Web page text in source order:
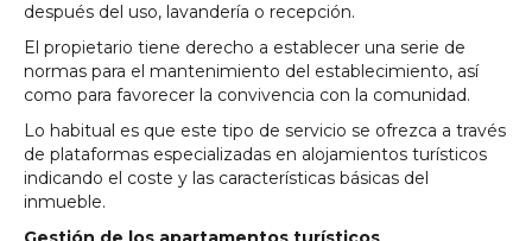
después del uso, lavandería o recepción.
El propietario tiene derecho a establecer una serie de
normas para el mantenimiento del establecimiento, así
como para favorecer la convivencia con la comunidad.
Lo habitual es que este tipo de servicio se ofrezca a través
de plataformas especializadas en alojamientos turísticos
indicando el coste y las características básicas del
inmueble.